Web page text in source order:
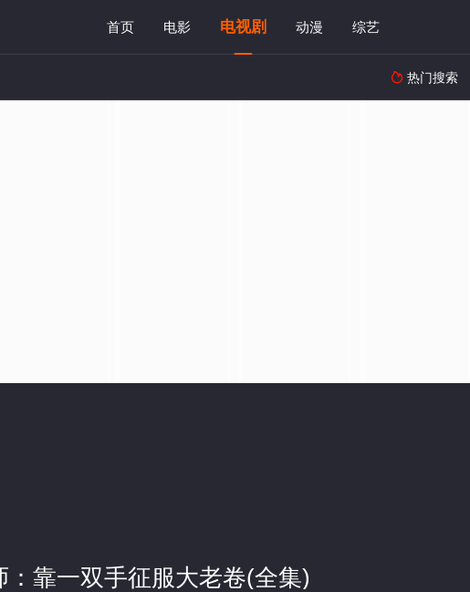
首页 电影 电视剧 动漫 综艺
 热门搜索
：靠一双手征服大老卷(全集)